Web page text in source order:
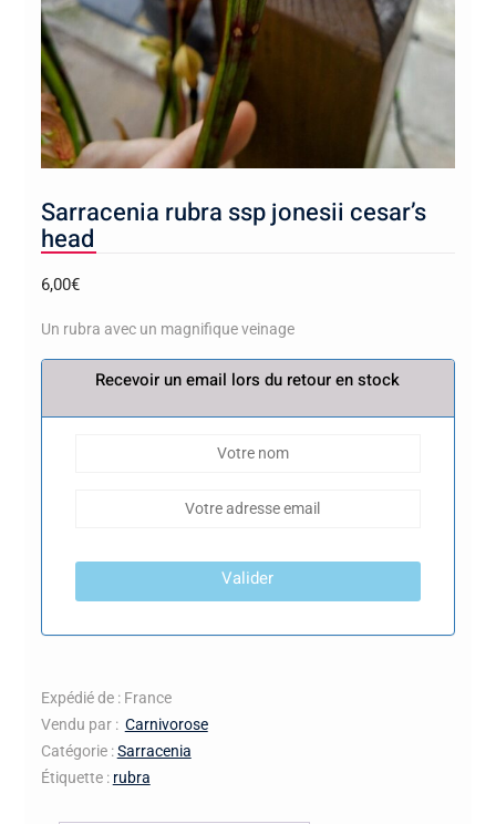
Sarracenia rubra ssp jonesii cesar’s
head
6,00€
Un rubra avec un magnifique veinage
Recevoir un email lors du retour en stock
Valider
Expédié de : France
Vendu par : Carnivorose
Catégorie :Sarracenia
Étiquette : rubra